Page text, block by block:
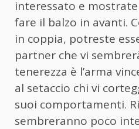
interessato e
fare il balzo in avanti.
in coppia, potreste
partner che vi
tenerezza è l’arma
al setaccio chi vi
suoi comportamenti.
sembreranno poco